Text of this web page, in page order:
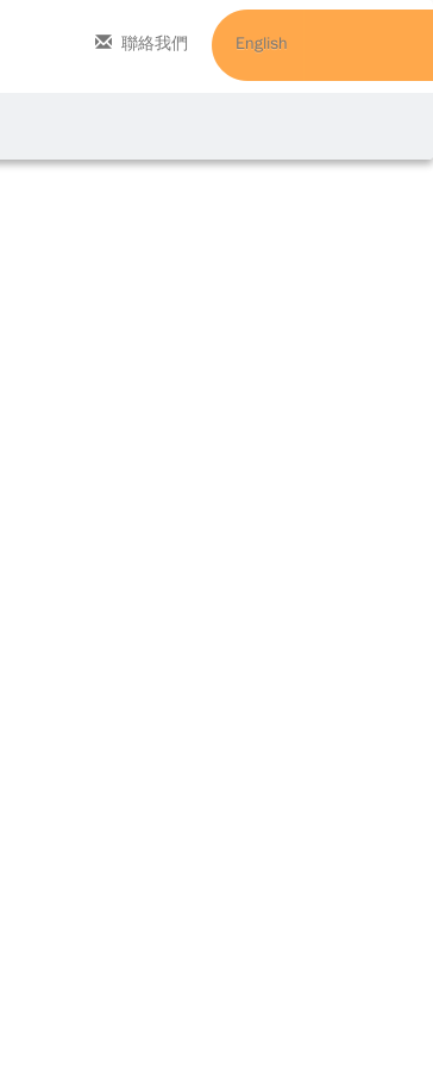
聯絡我們 English